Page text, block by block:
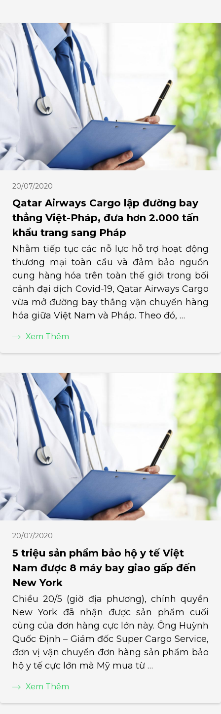
20/07/2020
Qatar Airways Cargo lập đường bay
thẳng Việt-Pháp, đưa hơn 2.000 tấn
khẩu trang sang Pháp
Nhằm tiếp tục các nỗ lực hỗ trợ hoạt động
thương mại toàn cầu và đảm bảo nguồn
cung hàng hóa trên toàn thế giới trong bối
cảnh đại dịch Covid-19, Qatar Airways Cargo
vừa mở đường bay thẳng vận chuyển hàng
hóa giữa Việt Nam và Pháp. Theo đó, …
Xem Thêm
20/07/2020
5 triệu sản phẩm bảo hộ y tế Việt
Nam được 8 máy bay giao gấp đến
New York
Chiều 20/5 (giờ địa phương), chính quyền
New York đã nhận được sản phẩm cuối
cùng của đơn hàng cực lớn này. Ông Huỳnh
Quốc Định – Giám đốc Super Cargo Service,
đơn vị vận chuyển đơn hàng sản phẩm bảo
hộ y tế cực lớn mà Mỹ mua từ …
Xem Thêm